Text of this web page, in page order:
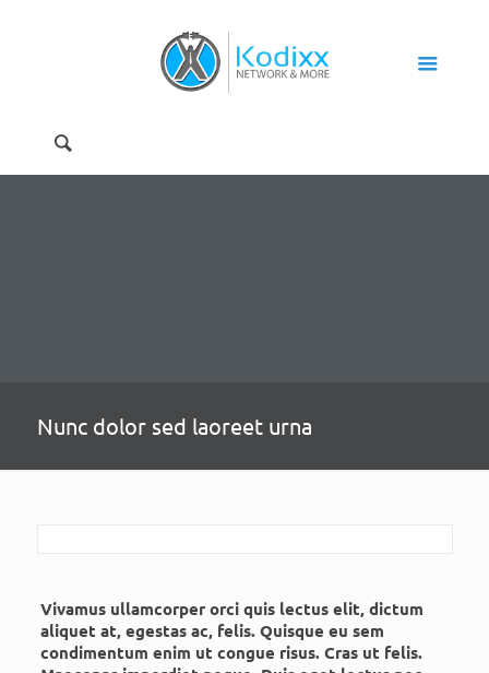
Nunc dolor sed laoreet urna
Vivamus ullamcorper orci quis lectus elit, dictum
aliquet at, egestas ac, felis. Quisque eu sem
condimentum enim ut congue risus. Cras ut felis.